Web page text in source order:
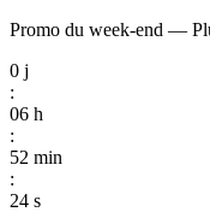
Promo du week-end —
0 j
:
06 h
:
52 min
:
23 s